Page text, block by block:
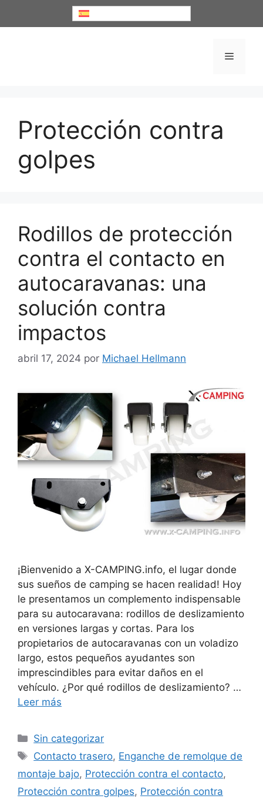
Menú
Protección contra
golpes
Rodillos de protección
contra el contacto en
autocaravanas: una
solución contra
impactos
abril 17, 2024 por Michael Hellmann
¡Bienvenido a X-CAMPING.info, el lugar donde
sus sueños de camping se hacen realidad! Hoy
le presentamos un complemento indispensable
para su autocaravana: rodillos de deslizamiento
en versiones largas y cortas. Para los
propietarios de autocaravanas con un voladizo
largo, estos pequeños ayudantes son
imprescindibles para evitar daños en el
vehículo. ¿Por qué rodillos de deslizamiento? …
Leer más
Categorías
Sin categorizar
Etiquetas
Contacto trasero, Enganche de remolque de
montaje bajo, Protección contra el contacto,
Protección contra golpes, Protección contra